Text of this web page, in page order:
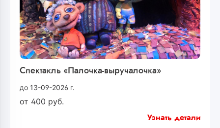
Спектакль «Палочка-выручалочка»
до 13-09-2026 г.
от 400 руб.
Узнать детали